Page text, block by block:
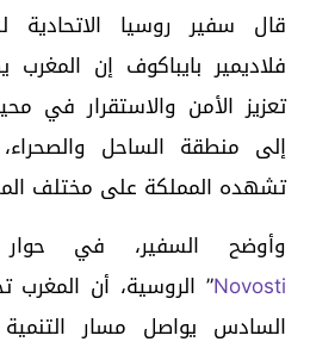
قال سفير روسيا الاتحادية
فلاديمير بايباكوف إن
تعزيز الأمن والاستقرار في
إلى منطقة الساحل
تشهده المملكة على مختلف
وأوضح السفير، في
Novosti” الروسية، أن
السادس يواصل مسار